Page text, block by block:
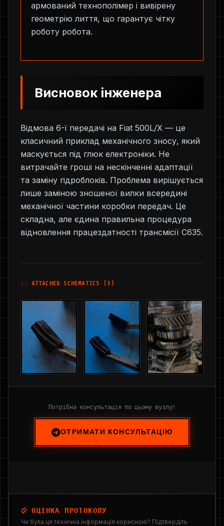
армований технополімер і вивірену
геометрію лиття, що гарантує чітку
роботу робота.
Висновок інженера
Відмова 6-ї передачі на Fiat 500L/X — це
класичний приклад механічного зносу, який
маскується під глюк електроніки. Не
витрачайте гроші на нескінченні адаптації
та заміну гідроблоків. Проблема вирішується
лише заміною зношеної вилки всередині
механічної частини коробки передач. Це
складна, але єдина правильна процедура
відновлення працездатності трансмісії C635.
:: ATTACHED SCHEMATICS (3)
Потрібна консультація по цьому вузлу?
ОТРИМАТИ КОНСУЛЬТАЦІЮ
ОЦІНКА ПРОТОКОЛУ
Чи була ця технічна інформація корисною? Підтвердіть